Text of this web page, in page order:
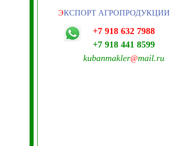
ЭКСПОРТ АГРОПРОДУКЦИИ
+7 918 632 7988
+7 918 441 8599
kubanmakler@mail.ru